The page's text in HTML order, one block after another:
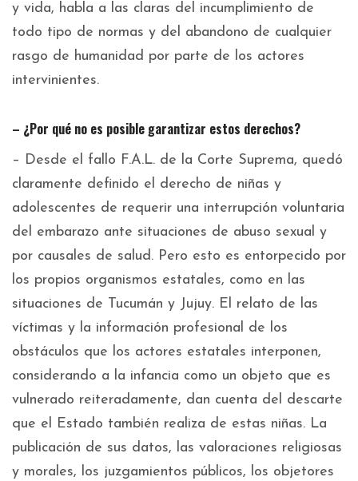
y vida, habla a las claras del incumplimiento de
todo tipo de normas y del abandono de cualquier
rasgo de humanidad por parte de los actores
intervinientes.
– ¿Por qué no es posible garantizar estos derechos?
– Desde el fallo F.A.L. de la Corte Suprema, quedó
claramente definido el derecho de niñas y
adolescentes de requerir una interrupción voluntaria
del embarazo ante situaciones de abuso sexual y
por causales de salud. Pero esto es entorpecido por
los propios organismos estatales, como en las
situaciones de Tucumán y Jujuy. El relato de las
víctimas y la información profesional de los
obstáculos que los actores estatales interponen,
considerando a la infancia como un objeto que es
vulnerado reiteradamente, dan cuenta del descarte
que el Estado también realiza de estas niñas. La
publicación de sus datos, las valoraciones religiosas
y morales, los juzgamientos públicos, los objetores